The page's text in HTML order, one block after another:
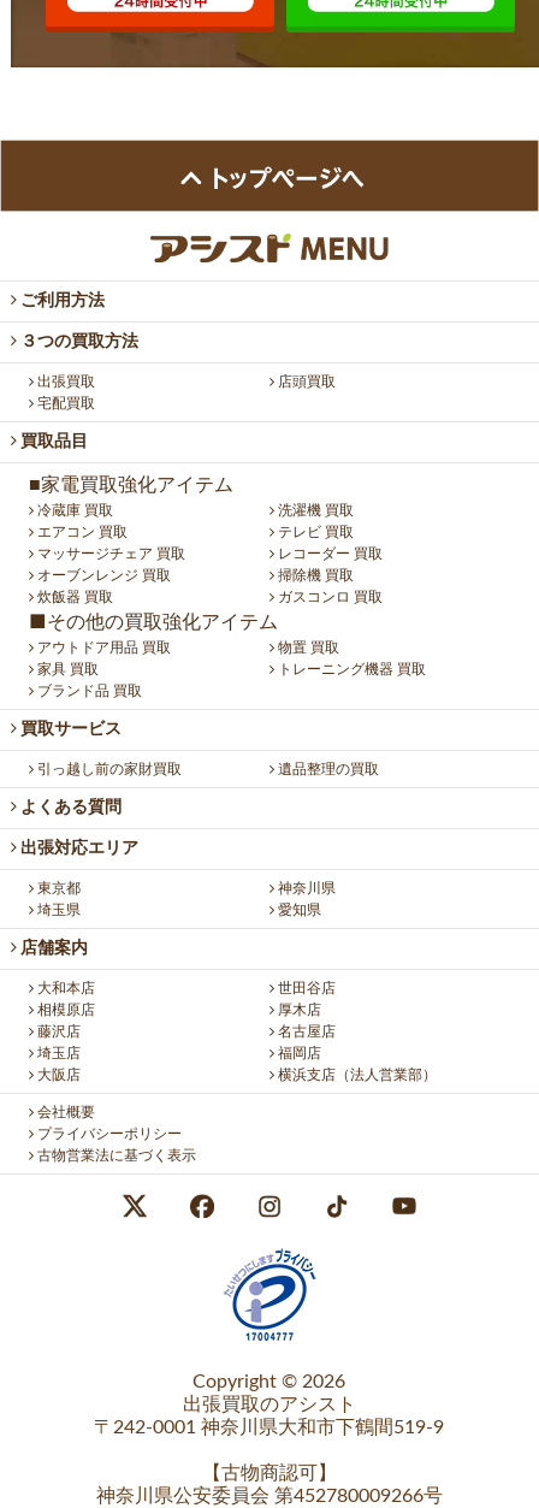
ご利用方法
３つの買取方法
出張買取
店頭買取
宅配買取
買取品目
■家電買取強化アイテム
冷蔵庫 買取
洗濯機 買取
エアコン 買取
テレビ 買取
マッサージチェア 買取
レコーダー 買取
オーブンレンジ 買取
掃除機 買取
炊飯器 買取
ガスコンロ 買取
■その他の買取強化アイテム
アウトドア用品 買取
物置 買取
家具 買取
トレーニング機器 買取
ブランド品 買取
買取サービス
引っ越し前の家財買取 遺品整理の買取
よくある質問
出張対応エリア
東京都
神奈川県
埼玉県
愛知県
店舗案内
大和本店
世田谷店
相模原店
厚木店
藤沢店
名古屋店
埼玉店
福岡店
大阪店
横浜支店（法人営業部）
会社概要
プライバシーポリシー
古物営業法に基づく表示
Copyright © 2026
出張買取のアシスト
〒242-0001 神奈川県大和市下鶴間519-9
【古物商認可
】
神奈川県公安委員会 第452780009266号